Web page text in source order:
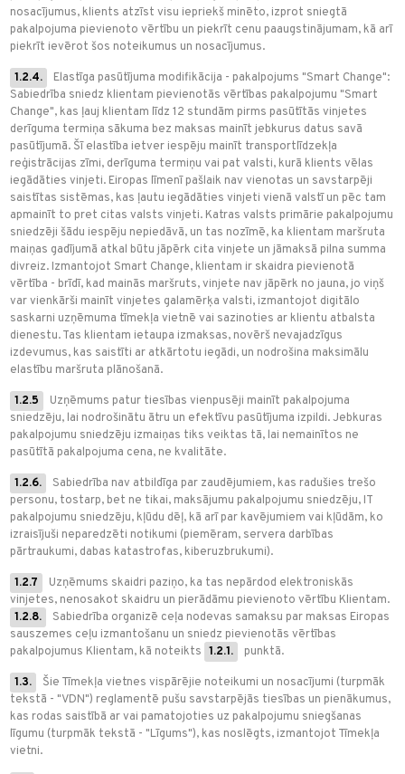
nosacījumus, klients atzīst visu iepriekš minēto, izprot sniegtā
pakalpojuma pievienoto vērtību un piekrīt cenu paaugstinājumam, kā arī
piekrīt ievērot šos noteikumus un nosacījumus.
1.2.4.
Elastīga pasūtījuma modifikācija - pakalpojums "Smart Change":
Sabiedrība sniedz klientam pievienotās vērtības pakalpojumu "Smart
Change", kas ļauj klientam līdz 12 stundām pirms pasūtītās vinjetes
derīguma termiņa sākuma bez maksas mainīt jebkurus datus savā
pasūtījumā. Šī elastība ietver iespēju mainīt transportlīdzekļa
reģistrācijas zīmi, derīguma termiņu vai pat valsti, kurā klients vēlas
iegādāties vinjeti. Eiropas līmenī pašlaik nav vienotas un savstarpēji
saistītas sistēmas, kas ļautu iegādāties vinjeti vienā valstī un pēc tam
apmainīt to pret citas valsts vinjeti. Katras valsts primārie pakalpojumu
sniedzēji šādu iespēju nepiedāvā, un tas nozīmē, ka klientam maršruta
maiņas gadījumā atkal būtu jāpērk cita vinjete un jāmaksā pilna summa
divreiz. Izmantojot Smart Change, klientam ir skaidra pievienotā
vērtība - brīdī, kad mainās maršruts, vinjete nav jāpērk no jauna, jo viņš
var vienkārši mainīt vinjetes galamērķa valsti, izmantojot digitālo
saskarni uzņēmuma tīmekļa vietnē vai sazinoties ar klientu atbalsta
dienestu. Tas klientam ietaupa izmaksas, novērš nevajadzīgus
izdevumus, kas saistīti ar atkārtotu iegādi, un nodrošina maksimālu
elastību maršruta plānošanā.
1.2.5
Uzņēmums patur tiesības vienpusēji mainīt pakalpojuma
sniedzēju, lai nodrošinātu ātru un efektīvu pasūtījuma izpildi. Jebkuras
pakalpojumu sniedzēju izmaiņas tiks veiktas tā, lai nemainītos ne
pasūtītā pakalpojuma cena, ne kvalitāte.
1.2.6.
Sabiedrība nav atbildīga par zaudējumiem, kas radušies trešo
personu, tostarp, bet ne tikai, maksājumu pakalpojumu sniedzēju, IT
pakalpojumu sniedzēju, kļūdu dēļ, kā arī par kavējumiem vai kļūdām, ko
izraisījuši neparedzēti notikumi (piemēram, servera darbības
pārtraukumi, dabas katastrofas, kiberuzbrukumi).
1.2.7
Uzņēmums skaidri paziņo, ka tas nepārdod elektroniskās
vinjetes, nenosakot skaidru un pierādāmu pievienoto vērtību Klientam.
1.2.8.
Sabiedrība organizē ceļa nodevas samaksu par maksas Eiropas
sauszemes ceļu izmantošanu un sniedz pievienotās vērtības
pakalpojumus Klientam, kā noteikts 1.2.1. punktā.
1.3.
Šie Tīmekļa vietnes vispārējie noteikumi un nosacījumi (turpmāk
tekstā - "VDN") reglamentē pušu savstarpējās tiesības un pienākumus,
kas rodas saistībā ar vai pamatojoties uz pakalpojumu sniegšanas
līgumu (turpmāk tekstā - "Līgums"), kas noslēgts, izmantojot Tīmekļa
vietni.